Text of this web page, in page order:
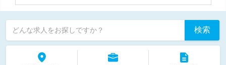
どんな求人をお探しですか？ 検索